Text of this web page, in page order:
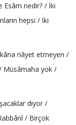
Esâm nedir? / İki
hepsi / İki
riâyet etmeyen /
Müsâmaha yok /
diyor /
/ Birçok